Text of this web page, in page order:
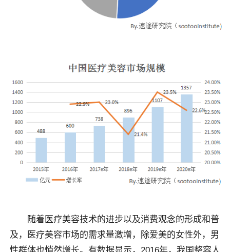
随着医疗美容技术的进步以及消费观念的形成和普
及，医疗美容市场的需求量激增，除爱美的女性外，男